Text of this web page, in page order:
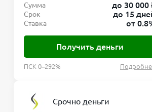
Сумма до 30 000
Срок до 15
Ставка от
Получить деньги
ПСК 0–292%
Срочно деньги